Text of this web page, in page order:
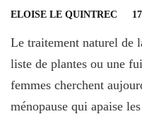
ELOISE LE QUINTREC
Le traitement naturel de
liste de plantes ou une
femmes cherchent
ménopause qui apaise